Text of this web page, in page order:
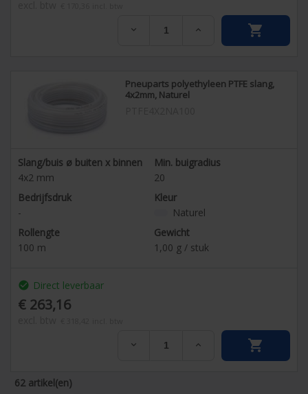
 
Pneuparts polyethyleen PTFE slang,
4x2mm, Naturel
Slang/buis ø buiten x binnen
4x2 mm
Min. buigradius
20
Bedrijfsdruk
-
Kleur
Naturel
Rollengte
100 m
Gewicht
1,00 g / stuk
check_circle Direct leverbaar
€ 263,16
 
62 artikel(en)